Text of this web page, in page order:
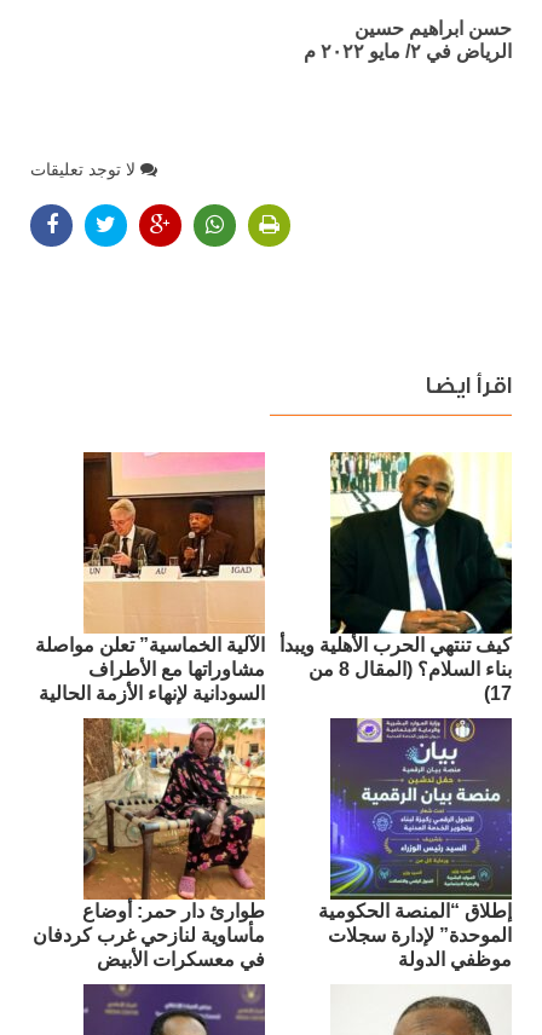
حسن ابراهيم حسين
الرياض في ٢/ مايو ٢٠٢٢ م
لا توجد تعليقات
اقرأ ايضا
كيف تنتهي الحرب الأهلية ويبدأ
بناء السلام؟ (المقال 8 من
17)
الآلية الخماسية” تعلن مواصلة
مشاوراتها مع الأطراف
السودانية لإنهاء الأزمة الحالية
إطلاق “المنصة الحكومية
الموحدة” لإدارة سجلات
موظفي الدولة
طوارئ دار حمر: أوضاع
مأساوية لنازحي غرب كردفان
في معسكرات الأبيض